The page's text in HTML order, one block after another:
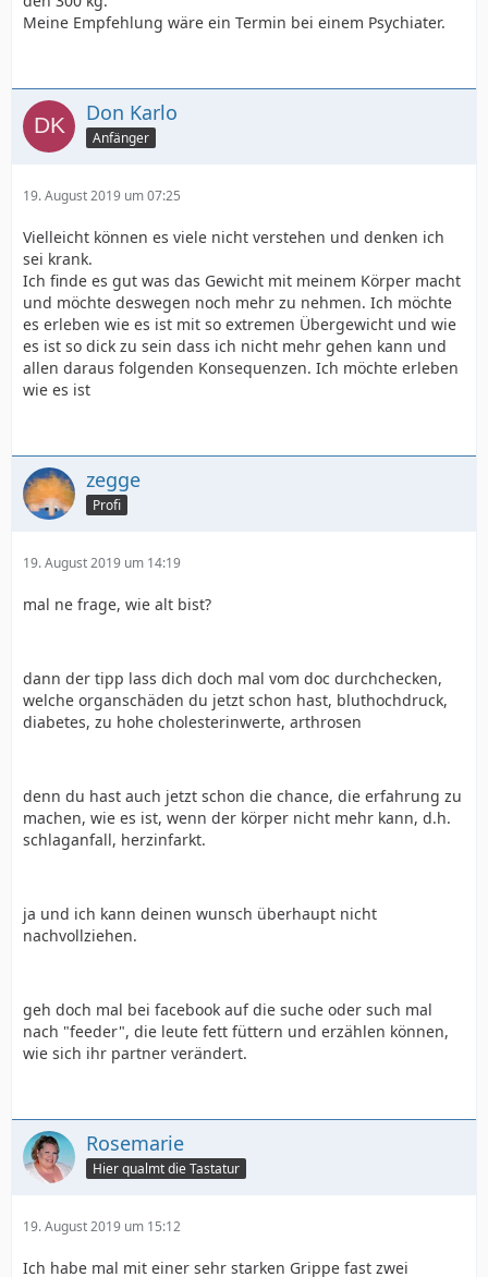
Meine Empfehlung wäre ein Termin bei einem Psychiater.
Don Karlo
Anfänger
19. August 2019 um 07:25
Vielleicht können es viele nicht verstehen und denken ich
sei krank.
Ich finde es gut was das Gewicht mit meinem Körper macht
und möchte deswegen noch mehr zu nehmen. Ich möchte
es erleben wie es ist mit so extremen Übergewicht und wie
es ist so dick zu sein dass ich nicht mehr gehen kann und
allen daraus folgenden Konsequenzen. Ich möchte erleben
wie es ist
zegge
Profi
19. August 2019 um 14:19
mal ne frage, wie alt bist?
dann der tipp lass dich doch mal vom doc durchchecken,
welche organschäden du jetzt schon hast, bluthochdruck,
diabetes, zu hohe cholesterinwerte, arthrosen
denn du hast auch jetzt schon die chance, die erfahrung zu
machen, wie es ist, wenn der körper nicht mehr kann, d.h.
schlaganfall, herzinfarkt.
ja und ich kann deinen wunsch überhaupt nicht
nachvollziehen.
geh doch mal bei facebook auf die suche oder such mal
nach "feeder", die leute fett füttern und erzählen können,
wie sich ihr partner verändert.
Rosemarie
Hier qualmt die Tastatur
19. August 2019 um 15:12
Ich habe mal mit einer sehr starken Grippe fast zwei